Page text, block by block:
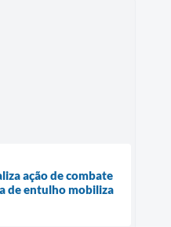
ação de combate
de entulho mobiliza